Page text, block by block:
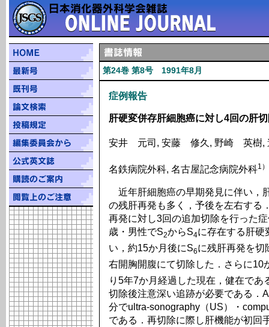
第24巻 第8号 1991年8月
症例報告
肝硬変併存肝細胞癌に対し4回の肝
安井 元司, 安藤 修久, 野崎 英樹
名鉄病院外科, 名古屋記念病院外科1）
近年肝細胞癌の早期発見に伴い，
の残肝再発も多く，予後を左右する
再発に対し3回の追加切除を行った
歳・男性でS2からS4に存在する肝硬
い，約15か月後にS6に残肝再発を切
右開胸開腹にて切除した．さらに10
り5年7か月経過した現在，健在で
切除後注意深い追跡が必要である．
分でultra-sonography（US）・
である．再切除に際し肝機能が初回